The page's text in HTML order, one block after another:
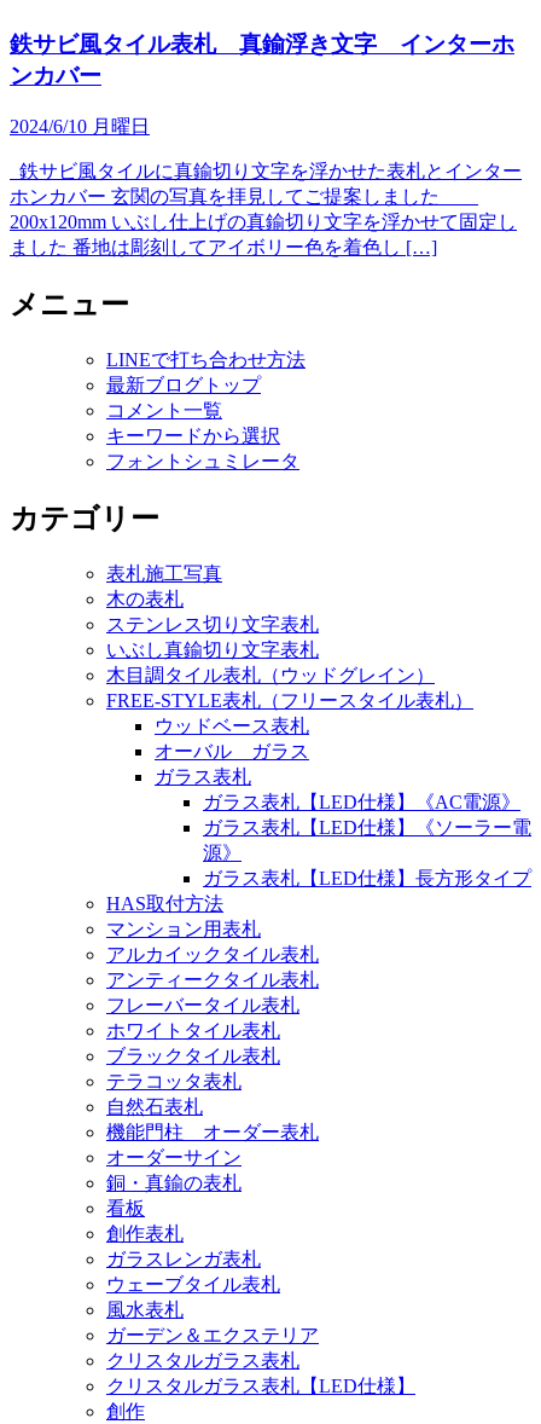
鉄サビ風タイル表札 真鍮浮き文字 インターホ
ンカバー
2024/6/10 月曜日
鉄サビ風タイルに真鍮切り文字を浮かせた表札とインター
ホンカバー 玄関の写真を拝見してご提案しました
200x120mm いぶし仕上げの真鍮切り文字を浮かせて固定し
ました 番地は彫刻してアイボリー色を着色し […]
メニュー
LINEで打ち合わせ方法
最新ブログトップ
コメント一覧
キーワードから選択
フォントシュミレータ
カテゴリー
表札施工写真
木の表札
ステンレス切り文字表札
いぶし真鍮切り文字表札
木目調タイル表札（ウッドグレイン）
FREE-STYLE表札（フリースタイル表札）
ウッドベース表札
オーバル ガラス
ガラス表札
ガラス表札【LED仕様】《AC電源》
ガラス表札【LED仕様】《ソーラー電
源》
ガラス表札【LED仕様】長方形タイプ
HAS取付方法
マンション用表札
アルカイックタイル表札
アンティークタイル表札
フレーバータイル表札
ホワイトタイル表札
ブラックタイル表札
テラコッタ表札
自然石表札
機能門柱 オーダー表札
オーダーサイン
銅・真鍮の表札
看板
創作表札
ガラスレンガ表札
ウェーブタイル表札
風水表札
ガーデン＆エクステリア
クリスタルガラス表札
クリスタルガラス表札【LED仕様】
創作